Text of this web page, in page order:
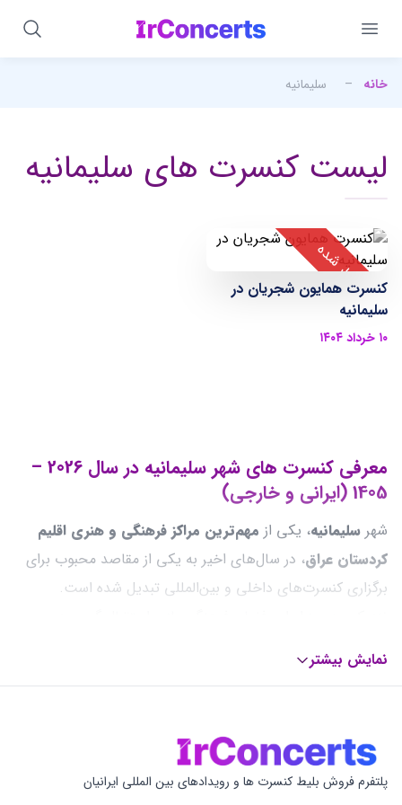
خانه – سلیمانیه
لیست کنسرت های سلیمانیه
کنسرت همایون شجریان در
سلیمانیه
۱۰ خرداد ۱۴۰۴
معرفی کنسرت های شهر سلیمانیه در سال 2026 –
1405 (ایرانی و خارجی)
شهر سلیمانیه، یکی از مهم‌ترین مراکز فرهنگی و هنری اقلیم
کردستان عراق، در سال‌های اخیر به یکی از مقاصد محبوب برای
برگزاری کنسرت‌های داخلی و بین‌المللی تبدیل شده است.
برنامه‌های بین‌المللی، سلیمانیه در تقویم موسیقی منطقه جایگاه
ویژه‌ای دارد.
نمایش بیشتر
پلتفرم فروش بلیط کنسرت ها و رویدادهای بین المللی ایرانیان